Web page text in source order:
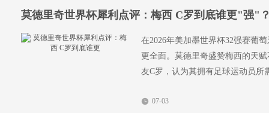
莫德里奇世界杯犀利点评：梅西 C罗到底谁更"强"
在2026年美加墨世界杯32强赛葡
更全面。莫德里奇盛赞梅西的天
友C罗，认为其拥有足球运动员所
07-03